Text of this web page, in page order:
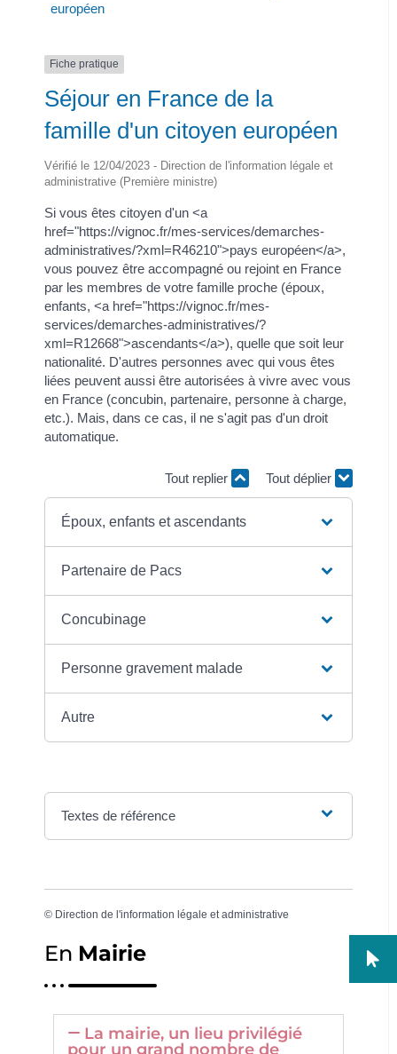
européen
Fiche pratique
Séjour en France de la
famille d'un citoyen européen
Vérifié le 12/04/2023 - Direction de l'information légale et
administrative (Première ministre)
Si vous êtes citoyen d'un <a
href="https://vignoc.fr/mes-services/demarches-
administratives/?xml=R46210">pays européen</a>,
vous pouvez être accompagné ou rejoint en France
par les membres de votre famille proche (époux,
enfants, <a href="https://vignoc.fr/mes-
services/demarches-administratives/?
xml=R12668">ascendants</a>), quelle que soit leur
nationalité. D'autres personnes avec qui vous êtes
liées peuvent aussi être autorisées à vivre avec vous
en France (concubin, partenaire, personne à charge,
etc.). Mais, dans ce cas, il ne s'agit pas d'un droit
automatique.
Tout replier Tout déplier
Époux, enfants et ascendants
Partenaire de Pacs
Concubinage
Personne gravement malade
Autre
Textes de référence
© Direction de l'information légale et administrative
En Mairie
La mairie, un lieu privilégié
pour un grand nombre de